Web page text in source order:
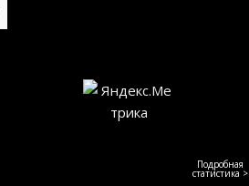
Подробная
статистика >